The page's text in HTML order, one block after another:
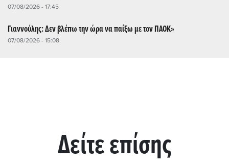
07/08/2026 - 17:45
Γιαννούλης: Δεν βλέπω την ώρα να παίξω με τον ΠΑΟΚ»
07/08/2026 - 15:08
Δείτε επίσης